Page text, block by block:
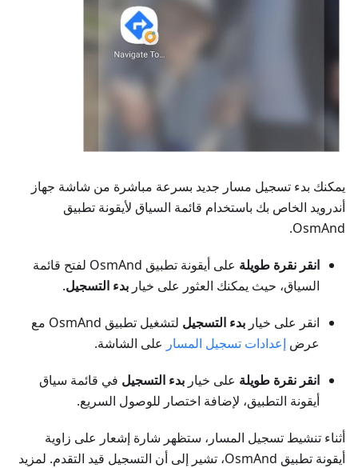
يمكنك بدء تسجيل مسار جديد بسرعة مباشرة من شاشة جهاز
أندرويد الخاص بك باستخدام قائمة السياق لأيقونة تطبيق
OsmAnd.
انقر نقرة طويلة
على أيقونة تطبيق OsmAnd لفتح قائمة
السياق، حيث يمكنك العثور على خيار بدء التسجيل.
انقر على خيار بدء التسجيل
لتشغيل تطبيق OsmAnd مع
عرض إعدادات تسجيل المسار على الشاشة.
انقر نقرة طويلة على خيار بدء التسجيل في قائمة سياق
أيقونة التطبيق، لإضافة اختصار للوصول السريع.
أثناء تنشيط تسجيل المسار، ستظهر شارة إشعار على زاوية
أيقونة تطبيق OsmAnd، تشير إلى أن التسجيل قيد التقدم. لمزيد